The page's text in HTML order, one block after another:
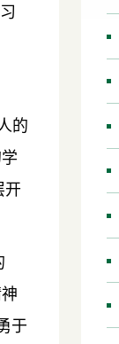
的
开
于